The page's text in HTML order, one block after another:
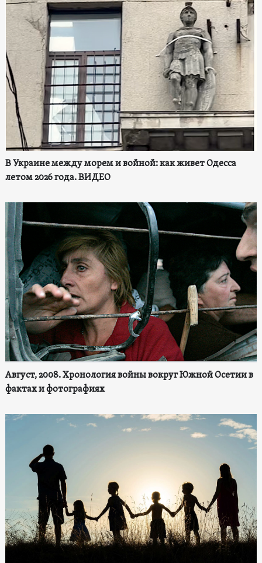
В Украине между морем и войной: как живет Одесса
летом 2026 года. ВИДЕО
Август, 2008. Хронология войны вокруг Южной Осетии в
фактах и фотографиях